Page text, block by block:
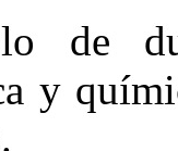
de
y